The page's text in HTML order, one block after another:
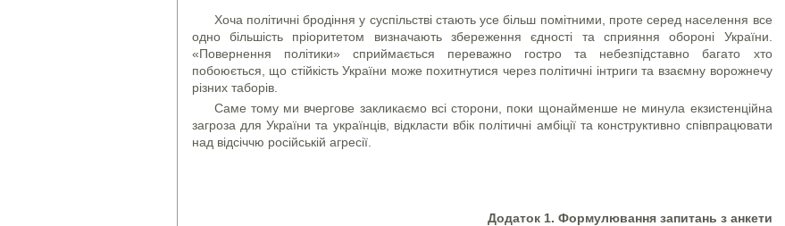
Хоча політичні бродіння у суспільстві стають усе більш помітними, проте серед населення все
одно більшість пріоритетом визначають збереження єдності та сприяння обороні України.
«Повернення політики» сприймається переважно гостро та небезпідставно багато хто
побоюється, що стійкість України може похитнутися через політичні інтриги та взаємну ворожнечу
різних таборів.
Саме тому ми вчергове закликаємо всі сторони, поки щонайменше не минула екзистенційна
загроза для України та українців, відкласти вбік політичні амбіції та конструктивно співпрацювати
над відсіччю російській агресії.
Додаток 1. Формулювання запитань з анкети